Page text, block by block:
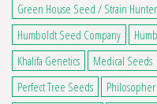
Green House Seed / Strain
Humboldt Seed Company
Khalifa Genetics
Medical Seeds
Perfect Tree Seeds